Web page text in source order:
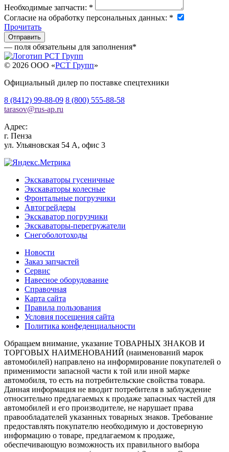
Необходимые запчасти: *
Согласие на обработку персональных данных: *
Прочитать
— поля обязательны для заполнения*
© 2026 OOO «РСТ Групп»
Официальный дилер по поставке спецтехники
8 (8412) 99-88-09 8 (800) 555-88-58
tarasov@rus-ap.ru
Адрес:
г. Пенза
ул. Ульяновская 54 А, офис 3
Экскаваторы гусеничные
Экскаваторы колесные
Фронтальные погрузчики
Автогрейдеры
Экскаватор погрузчики
Экскаваторы-перегружатели
Снегоболотоходы
Новости
Заказ запчастей
Сервис
Навесное оборудование
Справочная
Карта сайта
Правила пользования
Условия посещения сайта
Политика конфеденциальности
Обращаем внимание, указание ТОВАРНЫХ ЗНАКОВ И
ТОРГОВЫХ НАИМЕНОВАНИЙ (наименований марок
автомобилей) направлено на информирование покупателей о
применимости запасной части к той или иной марке
автомобиля, то есть на потребительские свойства товара.
Данная информация не вводит потребителя в заблуждение
относительно предлагаемых к продаже запасных частей для
автомобилей и его производителе, не нарушает права
правообладателей указанных товарных знаков. Требование
предоставлять покупателю необходимую и достоверную
информацию о товаре, предлагаемом к продаже,
обеспечивающую возможность их правильного выбора